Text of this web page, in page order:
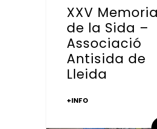
XXV
de la Sida –
Associació
Antisida de
Lleida
+INFO